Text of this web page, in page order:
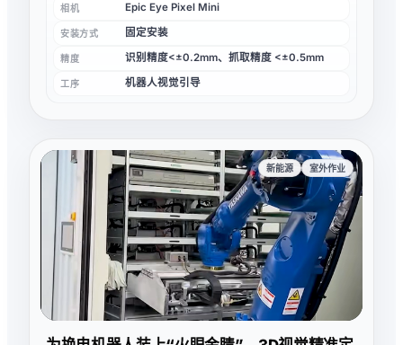
相机 Epic Eye Pixel Mini
安装方式 固定安装
精度 识别精度<±0.2mm、抓取精度 <±0.5mm
工序 机器人视觉引导
新能源 室外作业